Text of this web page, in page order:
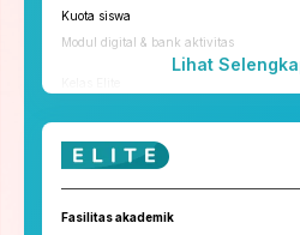
Tryout
Tryout Basic & Premium
Kuota siswa
Modul digital & bank aktivitas
Konseling dan Kelas
Lihat
Fasilitas akademik